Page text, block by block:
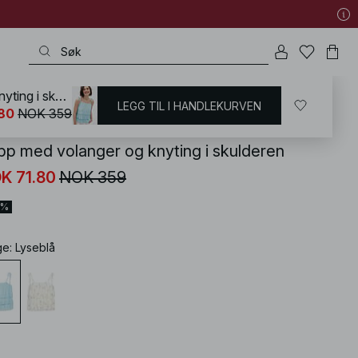
Sommerklær Sommer topper
med volanger og knyting i skulderen
71.80 NOK 359
: Lyseblå
Topp med volanger og knyting i skulderen
NOK 359 LEGG TIL I HANDLEKURVEN